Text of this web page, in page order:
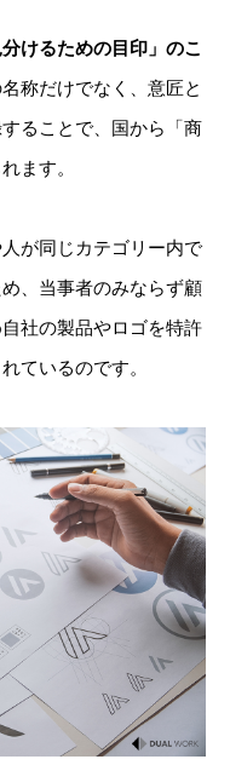
けるための目印」のこ
称だけでなく、意匠と
ることで、国から「商
ます。
が同じカテゴリー内で
、当事者のみならず顧
社の製品やロゴを特許
ているのです。